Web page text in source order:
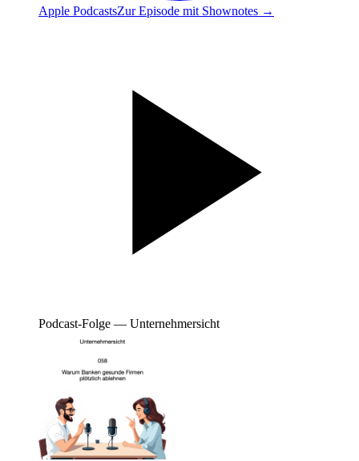
Apple PodcastsZur Episode mit Shownotes →
Podcast-Folge — Unternehmersicht